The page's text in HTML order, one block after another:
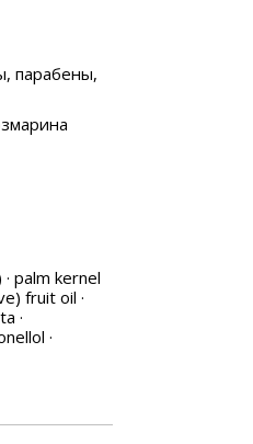
парабены,
palm kernel
fruit oil ·
·
·